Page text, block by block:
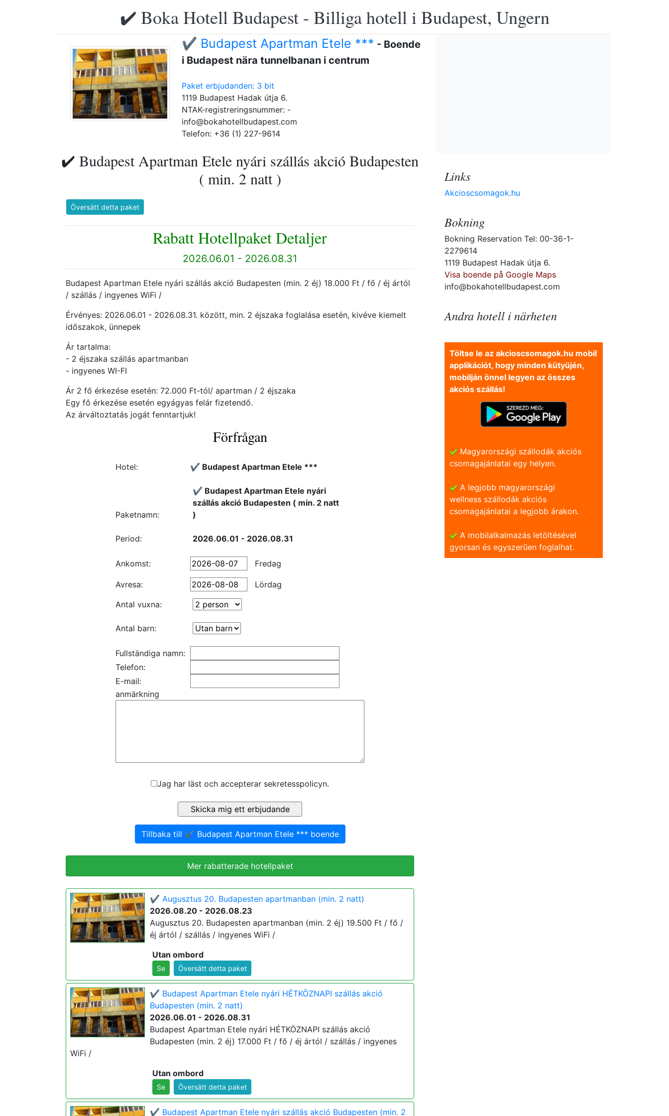
✔️ Boka Hotell Budapest - Billiga hotell i Budapest, Ungern
✔️ Budapest Apartman Etele *** - Boende
i Budapest nära tunnelbanan i centrum
Paket erbjudanden: 3 bit
1119 Budapest Hadak útja 6.
NTAK-registreringsnummer: -
info@bokahotellbudapest.com
Telefon: +36 (1) 227-9614
✔️ Budapest Apartman Etele nyári szállás akció Budapesten
( min. 2 natt )
Översätt detta paket
Rabatt Hotellpaket Detaljer
2026.06.01 - 2026.08.31
Budapest Apartman Etele nyári szállás akció Budapesten (min. 2 éj) 18.000 Ft / fő / éj ártól
/ szállás / ingyenes WiFi /
Érvényes: 2026.06.01 - 2026.08.31. között, min. 2 éjszaka foglalása esetén, kivéve kiemelt
időszakok, ünnepek
Ár tartalma:
- 2 éjszaka szállás apartmanban
- ingyenes WI-FI
Ár 2 fő érkezése esetén: 72.000 Ft-tól/ apartman / 2 éjszaka
Egy fő érkezése esetén egyágyas felár fizetendő.
Az árváltoztatás jogát fenntartjuk!
Förfrågan
Hotel: ✔️ Budapest Apartman Etele ***
Paketnamn:
✔️ Budapest Apartman Etele nyári
szállás akció Budapesten ( min. 2 natt
)
Period: 2026.06.01 - 2026.08.31
Ankomst: Fredag
Avresa:
Lördag
Antal vuxna:
Antal barn:
Fullständiga namn:
Telefon:
E-mail:
anmärkning
Jag har läst och accepterar sekretesspolicyn.
Tillbaka till ✔️ Budapest Apartman Etele *** boende
Mer rabatterade hotellpaket
✔️ Augusztus 20. Budapesten apartmanban (min. 2 natt)
2026.08.20 - 2026.08.23
Augusztus 20. Budapesten apartmanban (min. 2 éj) 19.500 Ft / fő /
éj ártól / szállás / ingyenes WiFi /
Utan ombord
Se Översätt detta paket
✔️ Budapest Apartman Etele nyári HÉTKÖZNAPI szállás akció
Budapesten (min. 2 natt)
2026.06.01 - 2026.08.31
Budapest Apartman Etele nyári HÉTKÖZNAPI szállás akció
Budapesten (min. 2 éj) 17.000 Ft / fő / éj ártól / szállás / ingyenes
WiFi /
Utan ombord
Se Översätt detta paket
✔️ Budapest Apartman Etele nyári szállás akció Budapesten (min. 2
Links
Akcioscsomagok.hu
Bokning
Bokning Reservation Tel: 00-36-1-
2279614
1119 Budapest Hadak útja 6.
Visa boende på Google Maps
info@bokahotellbudapest.com
Andra hotell i närheten
Töltse le az akcioscsomagok.hu mobil
applikációt, hogy minden kütyüjén,
mobilján önnel legyen az összes
akciós szállás!
Magyarországi szállodák akciós
csomagajánlatai egy helyen.
A legjobb magyarországi
wellness szállodák akciós
csomagajánlatai a legjobb árakon.
A mobilalkalmazás letöltésével
gyorsan és egyszerũen foglalhat.